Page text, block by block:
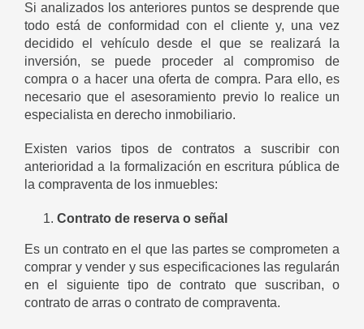
Si analizados los anteriores puntos se desprende que
todo está de conformidad con el cliente y, una vez
decidido el vehículo desde el que se realizará la
inversión, se puede proceder al compromiso de
compra o a hacer una oferta de compra. Para ello, es
necesario que el asesoramiento previo lo realice un
especialista en derecho inmobiliario.
Existen varios tipos de contratos a suscribir con
anterioridad a la formalización en escritura pública de
la compraventa de los inmuebles:
Contrato de reserva o señal
Es un contrato en el que las partes se comprometen a
comprar y vender y sus especificaciones las regularán
en el siguiente tipo de contrato que suscriban, o
contrato de arras o contrato de compraventa.